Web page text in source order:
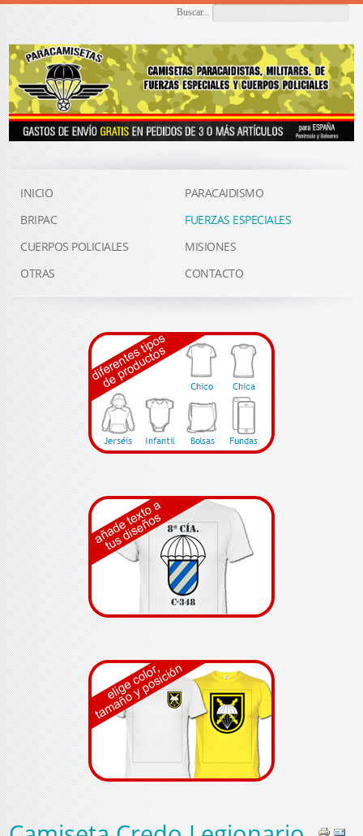
Buscar...
INICIO
PARACAIDISMO
BRIPAC
FUERZAS ESPECIALES
CUERPOS POLICIALES
MISIONES
OTRAS
CONTACTO